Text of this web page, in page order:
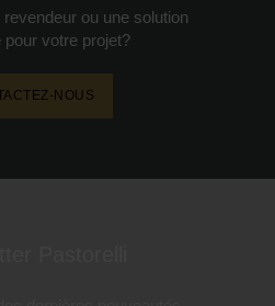
ou une solution
pour votre projet?
NOUS